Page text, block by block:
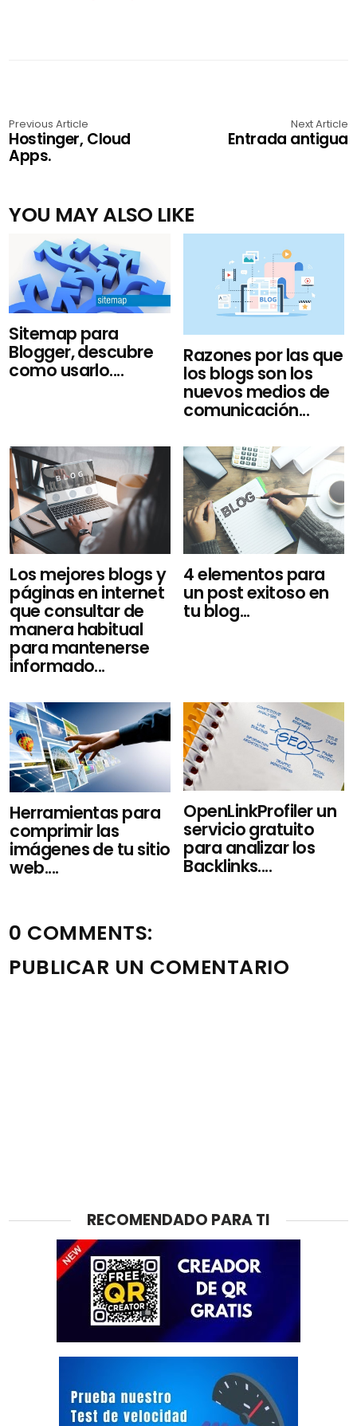
Previous Article
Hostinger, Cloud
Apps.
Next Article
Entrada antigua
YOU MAY ALSO LIKE
Sitemap para
Blogger, descubre
como usarlo....
Razones por las que
los blogs son los
nuevos medios de
comunicación...
Los mejores blogs y
páginas en internet
que consultar de
manera habitual
para mantenerse
informado...
4 elementos para
un post exitoso en
tu blog...
Herramientas para
comprimir las
imágenes de tu sitio
web....
OpenLinkProfiler un
servicio gratuito
para analizar los
Backlinks....
0 COMMENTS:
PUBLICAR UN COMENTARIO
RECOMENDADO PARA TI